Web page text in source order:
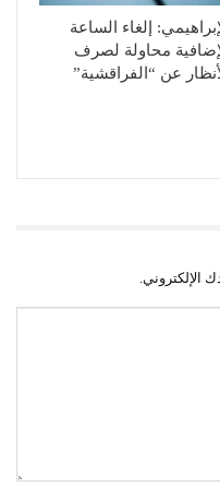
إلغاء الساعة
محاولة لصرف
عن “الفراقشية”
الإلكتروني.